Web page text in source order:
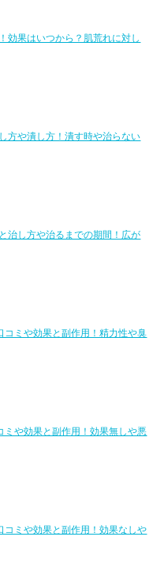
効果はいつから？肌荒れに対し
方や潰し方！潰す時や治らない
治し方や治るまでの期間！広が
コミや効果と副作用！精力性や臭
ミや効果と副作用！効果無しや悪
コミや効果と副作用！効果なしや